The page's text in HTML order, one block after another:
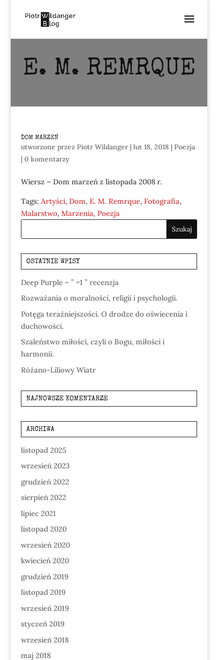
E. M. REMRQUE
DOM MARZEŃ
utworzone przez Piotr Wildanger| lut 18, 2018| Poezja
| 0 komentarzy
Wiersz – Dom marzeń z listopada 2008 r.
Tags: Artyści, Dom, E. M. Remrque, Fotografia,
Malarstwo, Marzenia, Poezja
OSTATNIE WPISY
Deep Purple – ” =1 ” recenzja
Rozważania o moralności, religii i psychologii.
Potęga teraźniejszości. O drodze do oświecenia i
duchowości.
Szaleństwo miłości, czyli o Bogu, miłości i
harmonii.
Różano-Liliowy Wiatr
NAJNOWSZE KOMENTARZE
ARCHIWA
listopad 2025
wrzesień 2023
grudzień 2022
sierpień 2022
lipiec 2021
listopad 2020
wrzesień 2020
kwiecień 2020
grudzień 2019
listopad 2019
wrzesień 2019
styczeń 2019
wrzesień 2018
maj 2018